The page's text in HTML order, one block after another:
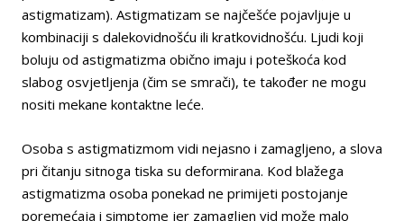
astigmatizam). Astigmatizam se najčešće pojavljuje u
kombinaciji s dalekovidnošću ili kratkovidnošću. Ljudi koji
boluju od astigmatizma obično imaju i poteškoća kod
slabog osvjetljenja (čim se smrači), te također ne mogu
nositi mekane kontaktne leće.
Osoba s astigmatizmom vidi nejasno i zamagljeno, a slova
pri čitanju sitnoga tiska su deformirana. Kod blažega
astigmatizma osoba ponekad ne primijeti postojanje
poremećaja i simptome jer zamagljen vid može malo